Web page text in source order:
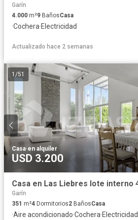
Garín
4.000 m²9 BañosCasa
·Cochera·Electricidad
Actualizado hace 2 semanas
1 /51
Casa·en alquiler
USD 3.200
Garín
351 m²4 Dormitorios2 BañosCasa
·Aire acondicionado·Cochera·Electricidad